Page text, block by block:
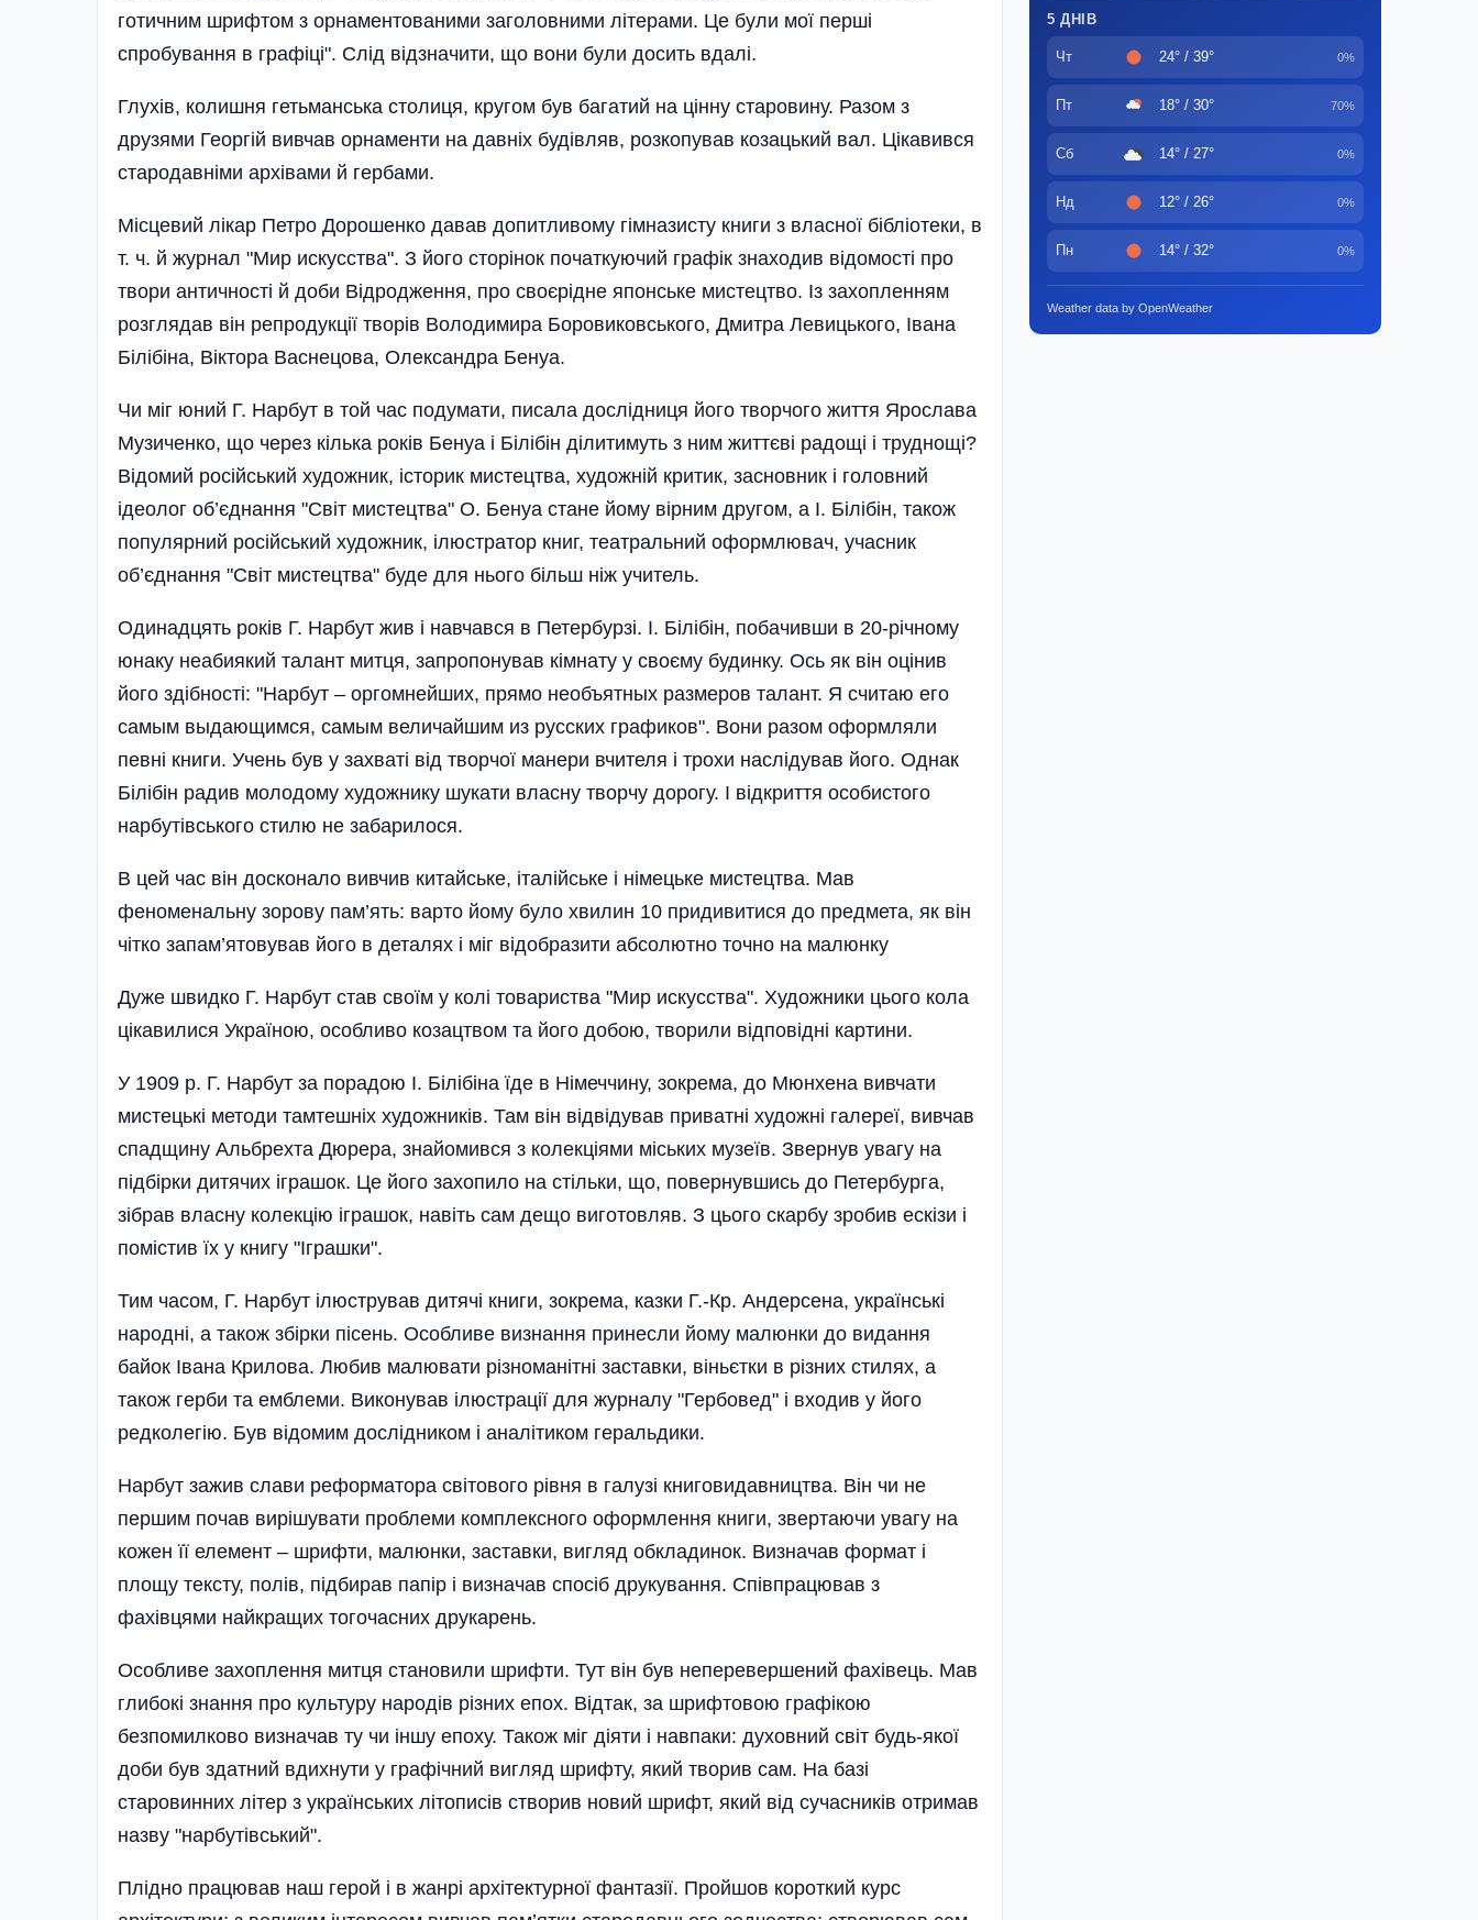
готичним шрифтом з орнаментованими заголовними літерами. Це були мої перші
спробування в графіці". Слід відзначити, що вони були досить вдалі.
Глухів, колишня гетьманська столиця, кругом був багатий на цінну старовину. Разом з
друзями Георгій вивчав орнаменти на давніх будівляв, розкопував козацький вал. Цікавився
стародавніми архівами й гербами.
Місцевий лікар Петро Дорошенко давав допитливому гімназисту книги з власної бібліотеки, в
т. ч. й журнал "Мир искусства". З його сторінок початкуючий графік знаходив відомості про
твори античності й доби Відродження, про своєрідне японське мистецтво. Із захопленням
розглядав він репродукції творів Володимира Боровиковського, Дмитра Левицького, Івана
Білібіна, Віктора Васнецова, Олександра Бенуа.
Чи міг юний Г. Нарбут в той час подумати, писала дослідниця його творчого життя Ярослава
Музиченко, що через кілька років Бенуа і Білібін ділитимуть з ним життєві радощі і труднощі?
Відомий російський художник, історик мистецтва, художній критик, засновник і головний
ідеолог об’єднання "Світ мистецтва" О. Бенуа стане йому вірним другом, а І. Білібін, також
популярний російський художник, ілюстратор книг, театральний оформлювач, учасник
об’єднання "Світ мистецтва" буде для нього більш ніж учитель.
Одинадцять років Г. Нарбут жив і навчався в Петербурзі. І. Білібін, побачивши в 20-річному
юнаку неабиякий талант митця, запропонував кімнату у своєму будинку. Ось як він оцінив
його здібності: "Нарбут – оргомнейших, прямо необъятных размеров талант. Я считаю его
самым выдающимся, самым величайшим из русских графиков". Вони разом оформляли
певні книги. Учень був у захваті від творчої манери вчителя і трохи наслідував його. Однак
Білібін радив молодому художнику шукати власну творчу дорогу. І відкриття особистого
нарбутівського стилю не забарилося.
В цей час він досконало вивчив китайське, італійське і німецьке мистецтва. Мав
феноменальну зорову пам’ять: варто йому було хвилин 10 придивитися до предмета, як він
чітко запам’ятовував його в деталях і міг відобразити абсолютно точно на малюнку
Дуже швидко Г. Нарбут став своїм у колі товариства "Мир искусства". Художники цього кола
цікавилися Україною, особливо козацтвом та його добою, творили відповідні картини.
У 1909 р. Г. Нарбут за порадою І. Білібіна їде в Німеччину, зокрема, до Мюнхена вивчати
мистецькі методи тамтешніх художників. Там він відвідував приватні художні галереї, вивчав
спадщину Альбрехта Дюрера, знайомився з колекціями міських музеїв. Звернув увагу на
підбірки дитячих іграшок. Це його захопило на стільки, що, повернувшись до Петербурга,
зібрав власну колекцію іграшок, навіть сам дещо виготовляв. З цього скарбу зробив ескізи і
помістив їх у книгу "Іграшки".
Тим часом, Г. Нарбут ілюстрував дитячі книги, зокрема, казки Г.-Кр. Андерсена, українські
народні, а також збірки пісень. Особливе визнання принесли йому малюнки до видання
байок Івана Крилова. Любив малювати різноманітні заставки, віньєтки в різних стилях, а
також герби та емблеми. Виконував ілюстрації для журналу "Гербовед" і входив у його
редколегію. Був відомим дослідником і аналітиком геральдики.
Нарбут зажив слави реформатора світового рівня в галузі книговидавництва. Він чи не
першим почав вирішувати проблеми комплексного оформлення книги, звертаючи увагу на
кожен її елемент – шрифти, малюнки, заставки, вигляд обкладинок. Визначав формат і
площу тексту, полів, підбирав папір і визначав спосіб друкування. Співпрацював з
фахівцями найкращих тогочасних друкарень.
Особливе захоплення митця становили шрифти. Тут він був неперевершений фахівець. Мав
глибокі знання про культуру народів різних епох. Відтак, за шрифтовою графікою
безпомилково визначав ту чи іншу епоху. Також міг діяти і навпаки: духовний світ будь-якої
доби був здатний вдихнути у графічний вигляд шрифту, який творив сам. На базі
старовинних літер з українських літописів створив новий шрифт, який від сучасників отримав
назву "нарбутівський".
Плідно працював наш герой і в жанрі архітектурної фантазії. Пройшов короткий курс
5 ДНІВ
Чт 24° / 39° 0%
Пт 18° / 30° 70%
Сб 14° / 27° 0%
Нд 12° / 26° 0%
Пн 14° / 32° 0%
Weather data by OpenWeather